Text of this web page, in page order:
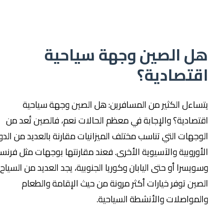
الصين وجهة سياحية
الكثير من المسافرين: هل الصين وجهة سياحية
والإجابة في معظم الحالات نعم، فالصين تُعد من
التي تناسب مختلف الميزانيات مقارنة بالعديد من الدول
والآسيوية الأخرى. فعند مقارنتها بوجهات مثل فرنسا
أو حتى اليابان وكوريا الجنوبية، يجد العديد من السياح أن
توفر خيارات أكثر مرونة من حيث الإقامة والطعام
والأنشطة السياحية.